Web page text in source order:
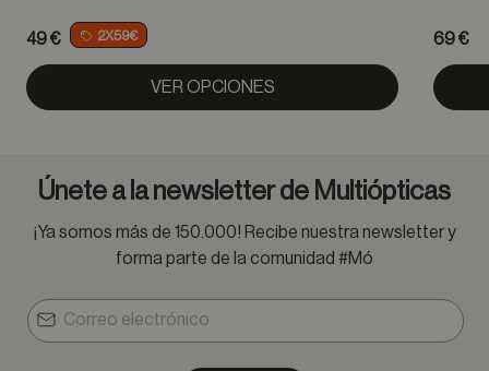
49 € 2X59€
VER OPCIONES
69 €
Únete a la newsletter de Multiópticas
¡Ya somos más de 150.000! Recibe nuestra newsletter y
forma parte de la comunidad #Mó